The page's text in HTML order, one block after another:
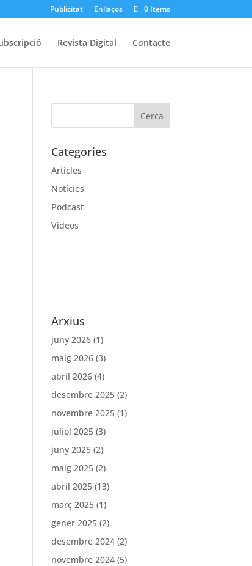
Publicitat Enllaços 0 Items
Revista Digital Contacte
Categories
Articles
Notícies
Podcast
Vídeos
Arxius
juny 2026 (1)
maig 2026 (3)
abril 2026 (4)
desembre 2025 (2)
novembre 2025 (1)
juliol 2025 (3)
juny 2025 (2)
maig 2025 (2)
abril 2025 (13)
març 2025 (1)
gener 2025 (2)
desembre 2024 (2)
novembre 2024 (5)